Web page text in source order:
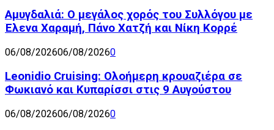
Αμυγδαλιά: Ο μεγάλος χορός του Συλλόγου με
Έλενα Χαραμή, Πάνο Χατζή και Νίκη Κορρέ
06/08/202606/08/20260
Leonidio Cruising: Ολοήμερη κρουαζιέρα σε
Φωκιανό και Κυπαρίσσι στις 9 Αυγούστου
06/08/202606/08/20260